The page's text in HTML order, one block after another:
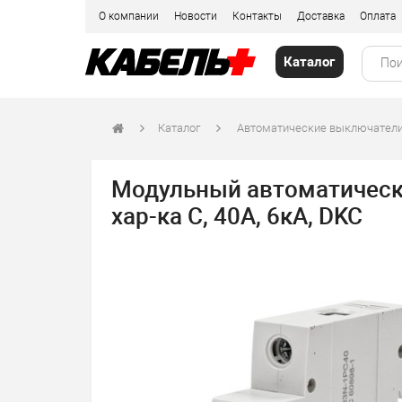
О компании Новости Контакты Доставка Оплата
Каталог
Каталог Автоматические
Модульный
хар-ка C, 40А, 6кА, DKC